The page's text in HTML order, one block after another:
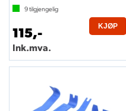
9tilgjengelig
115,-
Ink.mva.
KJØP